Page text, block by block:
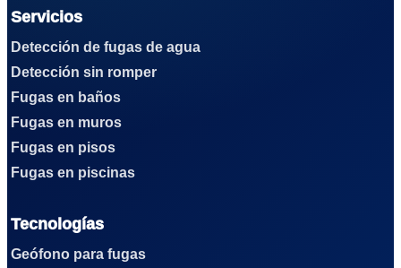
Servicios
Detección de fugas de agua
Detección sin romper
Fugas en baños
Fugas en muros
Fugas en pisos
Fugas en piscinas
Tecnologías
Geófono para fugas